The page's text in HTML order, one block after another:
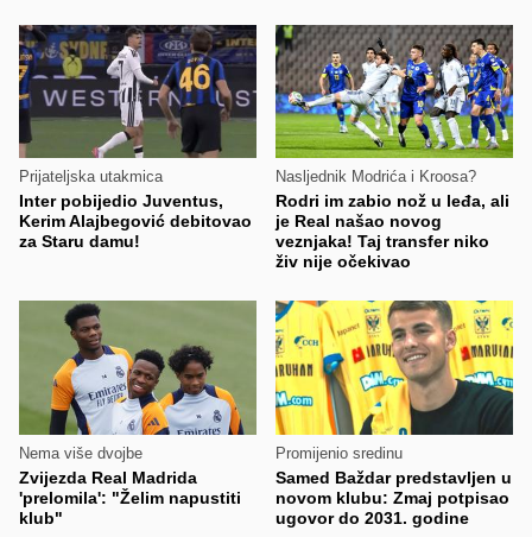
Prijateljska utakmica
Inter pobijedio Juventus,
Kerim Alajbegović debitovao
za Staru damu!
Nasljednik Modrića i Kroosa?
Rodri im zabio nož u leđa, ali
je Real našao novog
veznjaka! Taj transfer niko
živ nije očekivao
Nema više dvojbe
Zvijezda Real Madrida
'prelomila': "Želim napustiti
klub"
Promijenio sredinu
Samed Baždar predstavljen u
novom klubu: Zmaj potpisao
ugovor do 2031. godine